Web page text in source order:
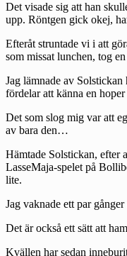
Det visade sig att han
upp. Röntgen gick okej,
Efteråt struntade vi i att
som missat lunchen, tog
Jag lämnade av
fördelar att känna en
Det som slog mig var att
av bara den…
Hämtade Solstickan, efter
LasseMaja-spelet på
lite.
Jag vaknade ett par
Det är också ett sätt att
Kvällen har sedan